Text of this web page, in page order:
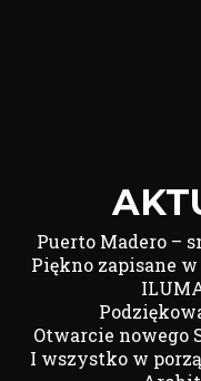
Puerto Madero –
Piękno zapisane
Otwarcie nowego
I wszystko w